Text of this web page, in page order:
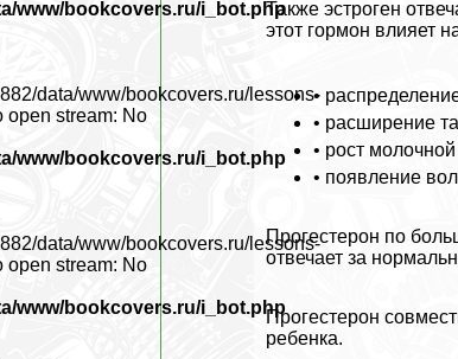
Также эстроген
этот гормон влияет
•
• расширение
• рост
• появление
Прогестерон по
отвечает за
Прогестерон
ребенка.
www/bookcovers.ru/i_bot.php
data/www/bookcovers.ru/lessons-
open stream: No
www/bookcovers.ru/i_bot.php
data/www/bookcovers.ru/lessons-
open stream: No
www/bookcovers.ru/i_bot.php